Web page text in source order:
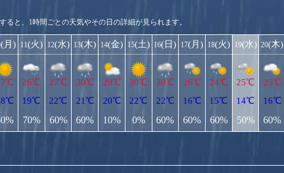
ると、1時間ごとの天気やその日の詳細が見られます。
(月) 11(火)
26℃
19℃
70%
12(水)
27℃
22℃
60%
13(木)
30℃
21℃
60%
14(金)
29℃
20℃
10%
15(土)
30℃
22℃
0%
16(日)
30℃
22℃
60%
17(月)
26℃
16℃
60%
18(火)
24℃
15℃
60%
19(水)
25℃
14℃
50%
20(木)
25℃
16℃
60%